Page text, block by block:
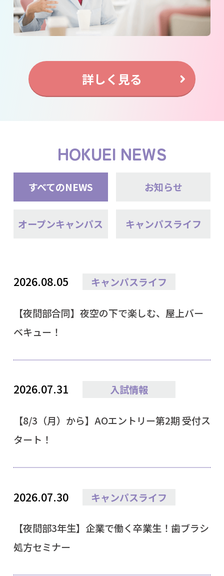
詳しく見る
HOKUEI NEWS
すべてのNEWS お知らせ
オープンキャンパス キャンパスライフ
2026.08.05 キャンパスライフ
【夜間部合同】夜空の下で楽しむ、屋上バー
ベキュー！
2026.07.31 入試情報
【8/3（月）から】AOエントリー第2期 受付ス
タート！
2026.07.30 キャンパスライフ
【夜間部3年生】企業で働く卒業生！歯ブラシ
処方セミナー